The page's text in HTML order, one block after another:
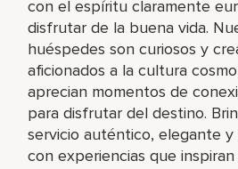
con el espíritu claramente
disfrutar de la buena vida.
huéspedes son curiosos y
aficionados a la cultura
aprecian momentos de
para disfrutar del destino.
servicio auténtico, elegante
con experiencias que